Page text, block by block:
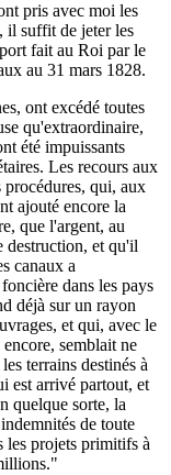
pris avec moi les
il suffit de jeter les
fait au Roi par le
au 31 mars 1828.
ont excédé toutes
qu'extraordinaire,
été impuissants
Les recours aux
qui, aux
ajouté encore la
que l'argent, au
destruction, et qu'il
canaux a
dans les pays
déjà sur un rayon
et qui, avec le
semblait ne
terrains destinés à
est arrivé partout, et
quelque sorte, la
de toute
les projets primitifs à